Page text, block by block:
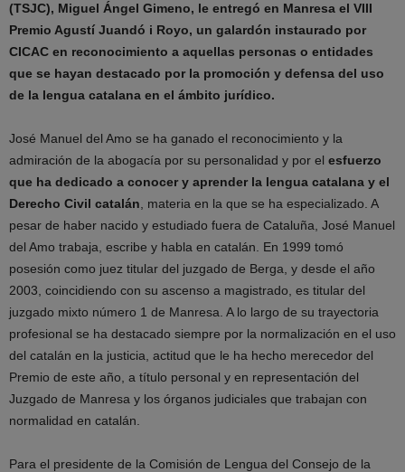
(TSJC), Miguel Ángel Gimeno, le entregó en Manresa el VIII
Premio Agustí Juandó i Royo, un galardón instaurado por
CICAC en reconocimiento a aquellas personas o entidades
que se hayan destacado por la promoción y defensa del uso
de la lengua catalana en el ámbito jurídico.
José Manuel del Amo se ha ganado el reconocimiento y la
admiración de la abogacía por su personalidad y por el esfuerzo
que ha dedicado a conocer y aprender la lengua catalana y el
Derecho Civil catalán , materia en la que se ha especializado. A
pesar de haber nacido y estudiado fuera de Cataluña, José Manuel
del Amo trabaja, escribe y habla en catalán. En 1999 tomó
posesión como juez titular del juzgado de Berga, y desde el año
2003, coincidiendo con su ascenso a magistrado, es titular del
juzgado mixto número 1 de Manresa. A lo largo de su trayectoria
profesional se ha destacado siempre por la normalización en el uso
del catalán en la justicia, actitud que le ha hecho merecedor del
Premio de este año, a título personal y en representación del
Juzgado de Manresa y los órganos judiciales que trabajan con
normalidad en catalán.
Para el presidente de la Comisión de Lengua del Consejo de la